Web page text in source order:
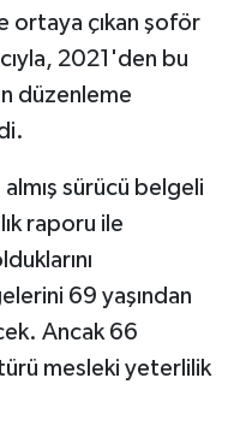
ortaya çıkan şoför
2021'den bu
düzenleme
sürücü belgeli
raporu ile
69 yaşından
Ancak 66
mesleki yeterlilik